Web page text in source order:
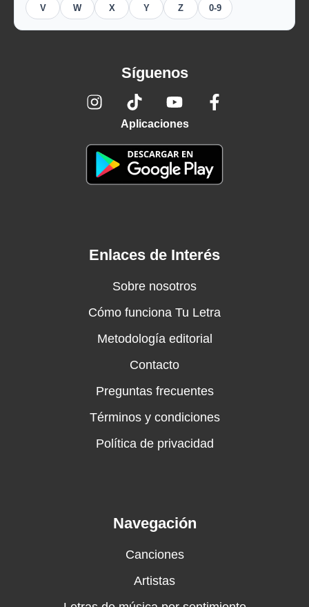
V W X Y Z 0-9
Síguenos
Aplicaciones
Enlaces de Interés
Sobre nosotros
Cómo funciona Tu Letra
Metodología editorial
Contacto
Preguntas frecuentes
Términos y condiciones
Política de privacidad
Navegación
Canciones
Artistas